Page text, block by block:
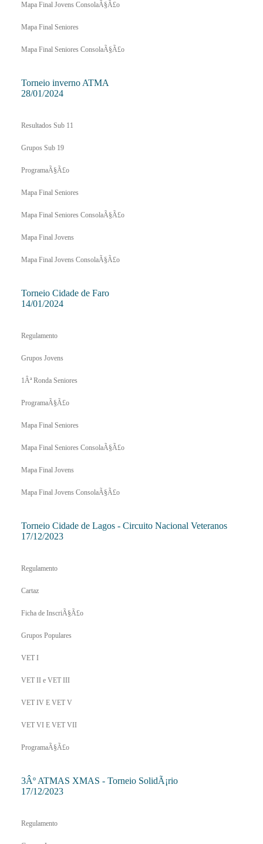
Mapa Final Jovens ConsolaÃ§Ã£o
Mapa Final Seniores
Mapa Final Seniores ConsolaÃ§Ã£o
Torneio inverno ATMA
28/01/2024
Resultados Sub 11
Grupos Sub 19
ProgramaÃ§Ã£o
Mapa Final Seniores
Mapa Final Seniores ConsolaÃ§Ã£o
Mapa Final Jovens
Mapa Final Jovens ConsolaÃ§Ã£o
Torneio Cidade de Faro
14/01/2024
Regulamento
Grupos Jovens
1Âª Ronda Seniores
ProgramaÃ§Ã£o
Mapa Final Seniores
Mapa Final Seniores ConsolaÃ§Ã£o
Mapa Final Jovens
Mapa Final Jovens ConsolaÃ§Ã£o
Torneio Cidade de Lagos - Circuito Nacional Veteranos
17/12/2023
Regulamento
Cartaz
Ficha de InscriÃ§Ã£o
Grupos Populares
VET I
VET II e VET III
VET IV E VET V
VET VI E VET VII
ProgramaÃ§Ã£o
3Âº ATMAS XMAS - Torneio SolidÃ¡rio
17/12/2023
Regulamento